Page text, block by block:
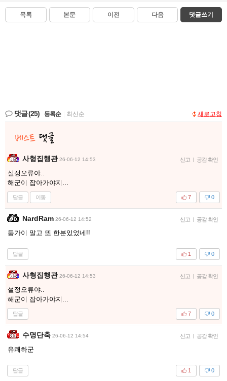
목록 본문 이전 다음 댓글쓰기
댓글(25) 등록순 최신순 새로고침
사형집행관 26-06-12 14:53 신고 | 공감 확인
설정오류야..
해군이 잡아가야지...
답글 이동 0
7
NardRam 26-06-12 14:52 신고 | 공감 확인
둠가이 말고 또 한분있었네!!
답글 0
1
사형집행관 26-06-12 14:53 신고 | 공감 확인
설정오류야..
해군이 잡아가야지...
답글 0
7
수명단축 26-06-12 14:54 신고 | 공감 확인
유쾌하군
답글 0
1